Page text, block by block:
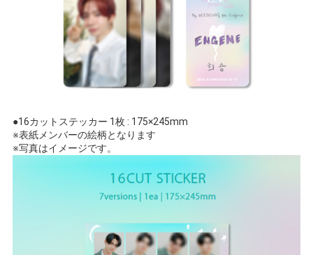
●16カットステッカー 1枚 : 175×245mm
※表紙メンバーの絵柄となります
※写真はイメージです。